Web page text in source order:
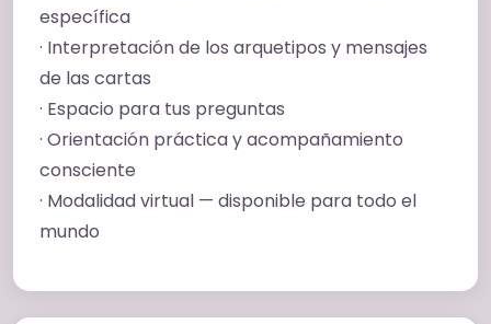
específica
· Interpretación de los arquetipos y mensajes
de las cartas
· Espacio para tus preguntas
· Orientación práctica y acompañamiento
consciente
· Modalidad virtual — disponible para todo el
mundo